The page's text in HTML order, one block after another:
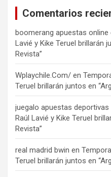
Comentarios
boomerang apuestas online
Lavié y Kike Teruel brillarán
Revista”
Wplaychile.Com/ en
Teruel brillarán juntos en
juegalo apuestas deportivas
Raúl Lavié y Kike Teruel
Revista”
real madrid bwin en
Teruel brillarán juntos en